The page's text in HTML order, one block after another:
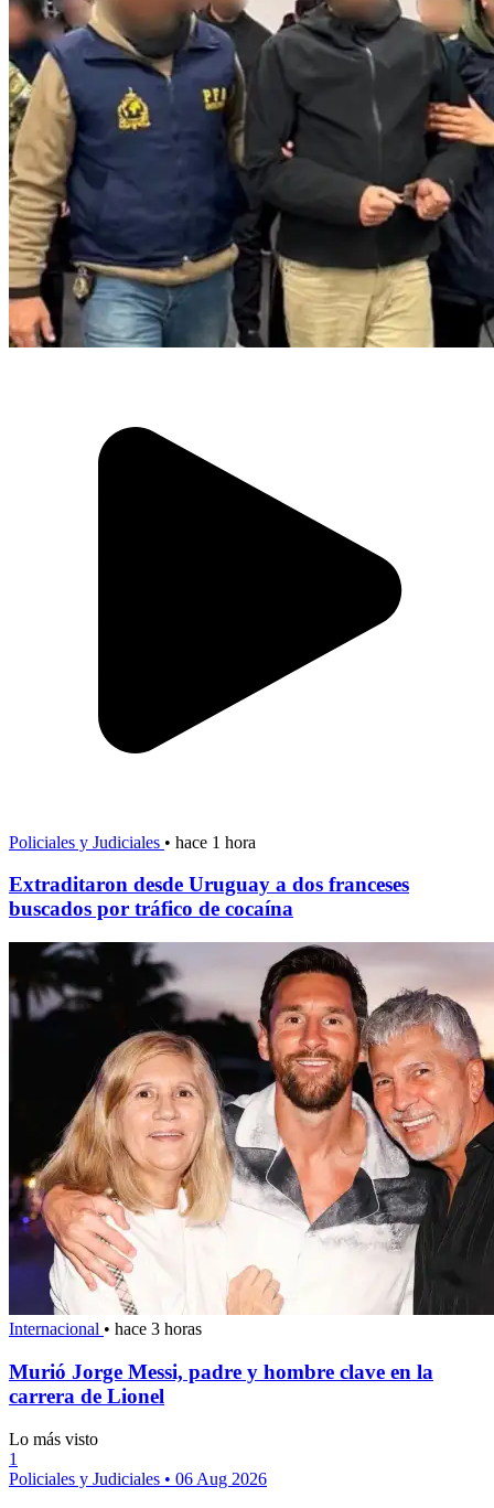
Policiales y Judiciales • hace 1 hora
Extraditaron desde Uruguay a dos franceses
buscados por tráfico de cocaína
Internacional • hace 3 horas
Murió Jorge Messi, padre y hombre clave en la
carrera de Lionel
Lo más visto
1
Policiales y Judiciales • 06 Aug 2026